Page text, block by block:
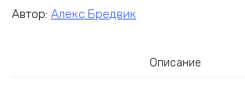
Автор: Алекс Бредвик
Описание